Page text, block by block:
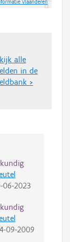
Vlaanderen
alle
in de
>
06-2023
09-2009